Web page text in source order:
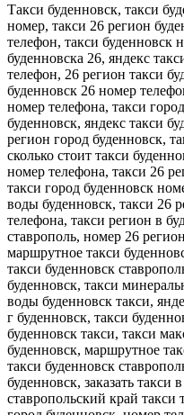
Такси буденновск, такси
номер, такси 26 регион
телефон, такси буденновск
буденновска 26, яндекс
телефон, 26 регион такси
буденновск 26 номер
номер телефона, такси
буденновск, яндекс такси
регион город буденновск,
сколько стоит такси
номер телефона, такси 26
такси город буденновск
воды буденновск, такси 26
телефона, такси регион в
ставрополь, номер 26
маршрутное такси
такси буденновск
буденновск, такси
воды буденновск такси,
г буденновск, такси
буденновск такси, такси
буденновск, маршрутное
такси буденновск
буденновск, заказать такси
ставропольский край